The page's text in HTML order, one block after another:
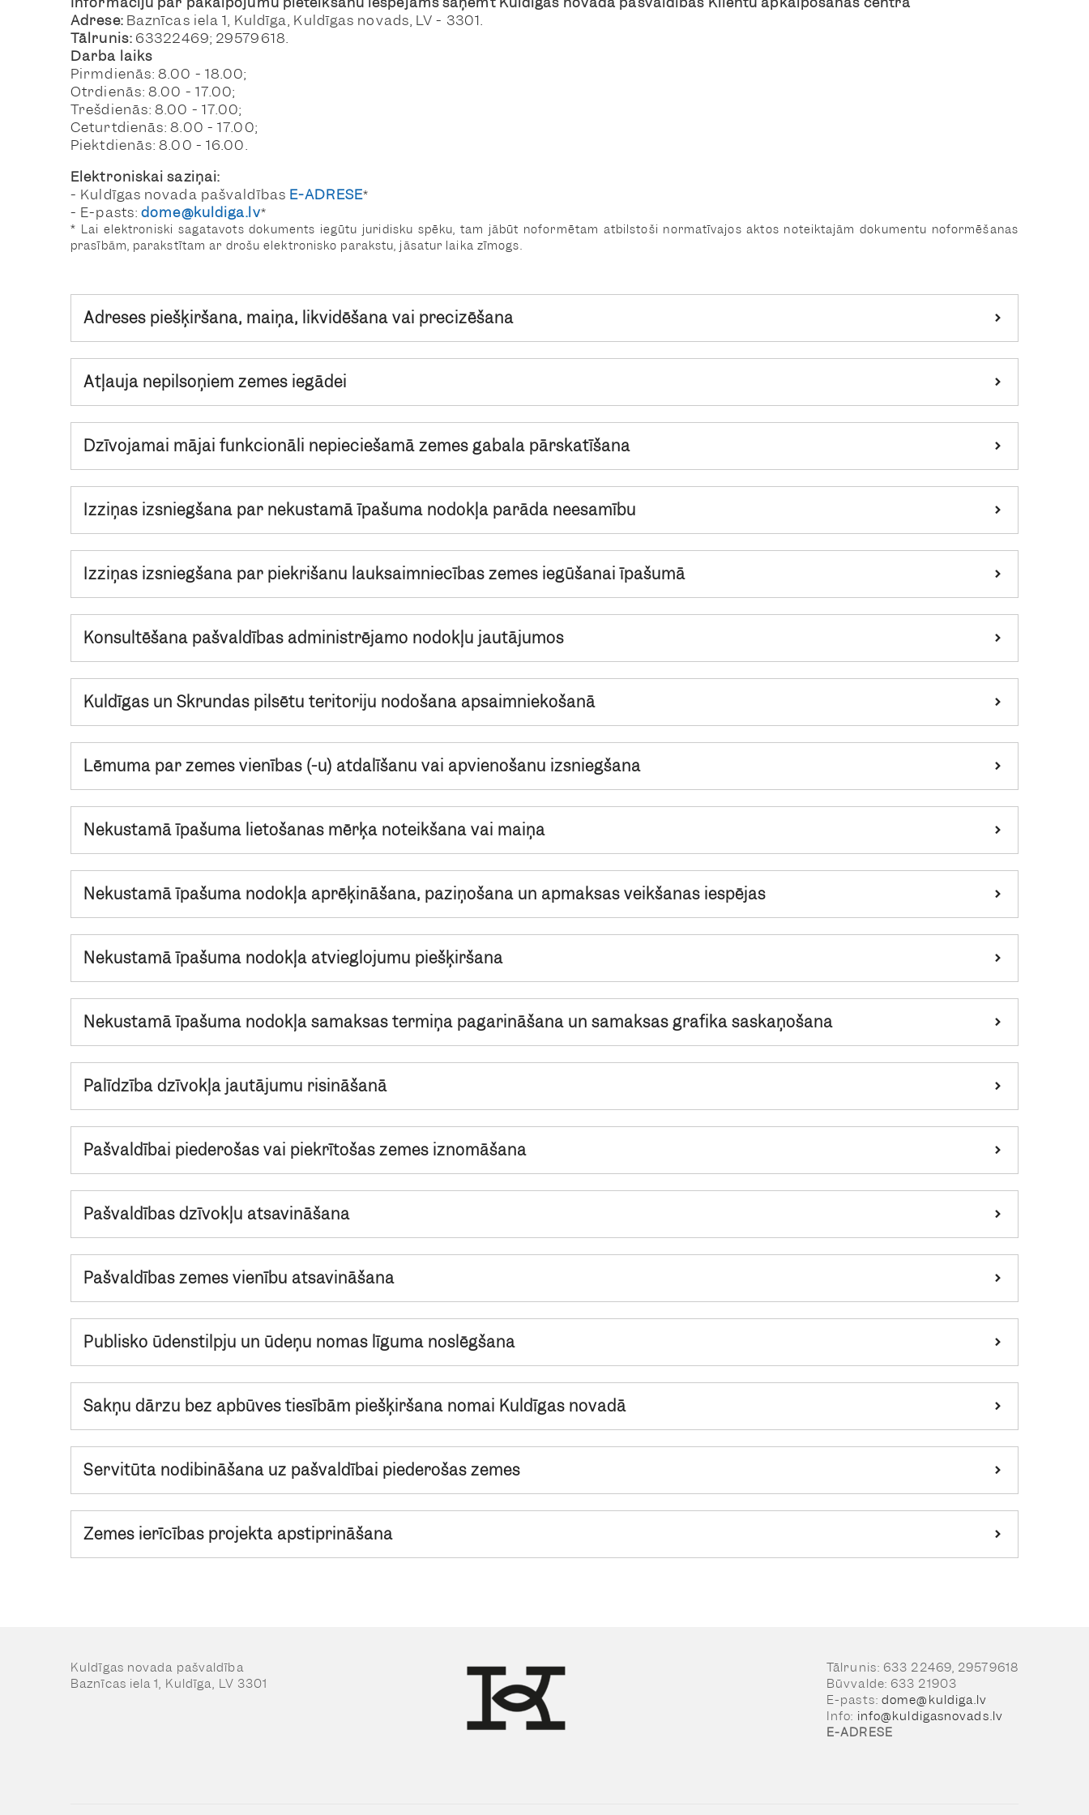
Adrese:Baznīcas iela 1, Kuldīga, Kuldīgas novads, LV - 3301.
Tālrunis:63322469; 29579618.
Darba laiks
Pirmdienās: 8.00 - 18.00;
Otrdienās: 8.00 - 17.00;
Trešdienās: 8.00 - 17.00;
Ceturtdienās: 8.00 - 17.00;
Piektdienās: 8.00 - 16.00.
Elektroniskai saziņai:
- Kuldīgas novada pašvaldības E-ADRESE*
- E-pasts:dome@kuldiga.lv*
* Lai elektroniski sagatavots dokuments iegūtu juridisku spēku, tam jābūt noformētam atbilstoši normatīvajos aktos noteiktajām dokumentu noformēšanas
prasībām, parakstītam ar drošu elektronisko parakstu, jāsatur laika zīmogs.
Adreses piešķiršana, maiņa, likvidēšana vai precizēšana
Atļauja nepilsoņiem zemes iegādei
Dzīvojamai mājai funkcionāli nepieciešamā zemes gabala pārskatīšana
Izziņas izsniegšana par nekustamā īpašuma nodokļa parāda neesamību
Izziņas izsniegšana par piekrišanu lauksaimniecības zemes iegūšanai īpašumā
Konsultēšana pašvaldības administrējamo nodokļu jautājumos
Kuldīgas un Skrundas pilsētu teritoriju nodošana apsaimniekošanā
Lēmuma par zemes vienības (-u) atdalīšanu vai apvienošanu izsniegšana
Nekustamā īpašuma lietošanas mērķa noteikšana vai maiņa
Nekustamā īpašuma nodokļa aprēķināšana, paziņošana un apmaksas veikšanas iespējas
Nekustamā īpašuma nodokļa atvieglojumu piešķiršana
Nekustamā īpašuma nodokļa samaksas termiņa pagarināšana un samaksas grafika saskaņošana
Palīdzība dzīvokļa jautājumu risināšanā
Pašvaldībai piederošas vai piekrītošas zemes iznomāšana
Pašvaldības dzīvokļu atsavināšana
Pašvaldības zemes vienību atsavināšana
Publisko ūdenstilpju un ūdeņu nomas līguma noslēgšana
Sakņu dārzu bez apbūves tiesībām piešķiršana nomai Kuldīgas novadā
Servitūta nodibināšana uz pašvaldībai piederošas zemes
Zemes ierīcības projekta apstiprināšana
Kuldīgas novada pašvaldība
Baznīcas iela 1, Kuldīga, LV 3301
Tālrunis: 633 22469, 29579618
Būvvalde: 633 21903
E-pasts: dome@kuldiga.lv
Info: info@kuldigasnovads.lv
E-ADRESE